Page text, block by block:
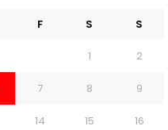
F S S
1 2
7 8 9
14 15 16